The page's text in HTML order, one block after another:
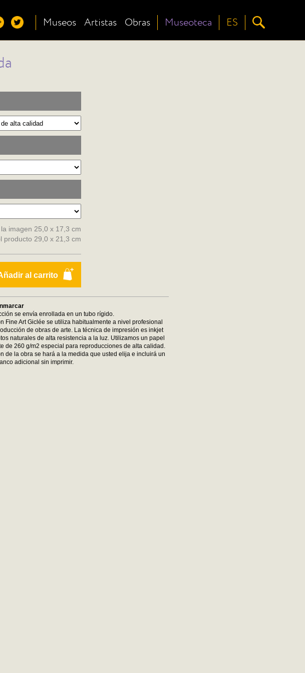
Museos Artistas Obras Museoteca ES
imagen 25,0 x 17,3 cm
producto 29,0 x 21,3 cm
al carrito
se envía enrollada en un tubo rígido.
Fine Art Giclée se utiliza habitualmente a nivel profesional
de obras de arte. La técnica de impresión es inkjet
naturales de alta resistencia a la luz. Utilizamos un papel
de 260 g/m2 especial para reproducciones de alta calidad.
de la obra se hará a la medida que usted elija e incluirá un
adicional sin imprimir.